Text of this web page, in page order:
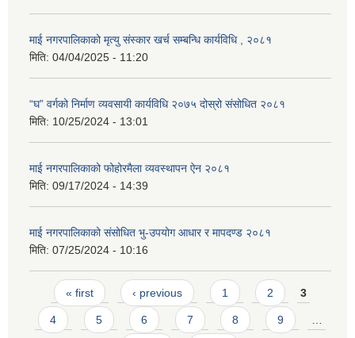
माई नगरपालिकाको मृत्यु संस्कार खर्च सम्बन्धि कार्यविधि , २०८१
मिति: 04/04/2025 - 11:20
“घ” वर्गको निर्माण व्यवसायी कार्यविधि २०७५ दोस्रो संसोधित २०८१
मिति: 10/25/2024 - 13:01
माई नगरपालिकाको फोहोरमैला व्यवस्थापन ऐन २०८१
मिति: 09/17/2024 - 14:39
माई नगरपालिकाको संसोधित भु-उपयोग आधार र मापदण्ड २०८१
मिति: 07/25/2024 - 10:16
Pages
« first ‹ previous 1 2 3
4 5 6 7 8 9 …